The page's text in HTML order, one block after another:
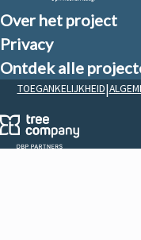
Over het project
Privacy
Ontdek alle
TOEGANKELIJKHEID|